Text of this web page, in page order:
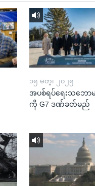
၁၅ မတ္၊ ၂၀၂၅
အပစ်ရပ်ရေးသဘော
ကို G7 ဒဏ်ခတ်မည်